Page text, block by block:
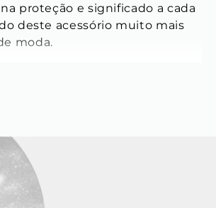
proteção e significado a cada
deste acessório muito mais
moda.
Grumet
x 2 mm x 0,6 mm